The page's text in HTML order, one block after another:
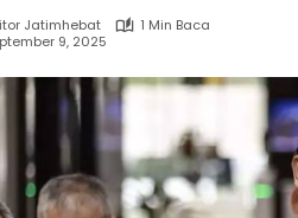
Jatimhebat
1 Min Baca
9, 2025